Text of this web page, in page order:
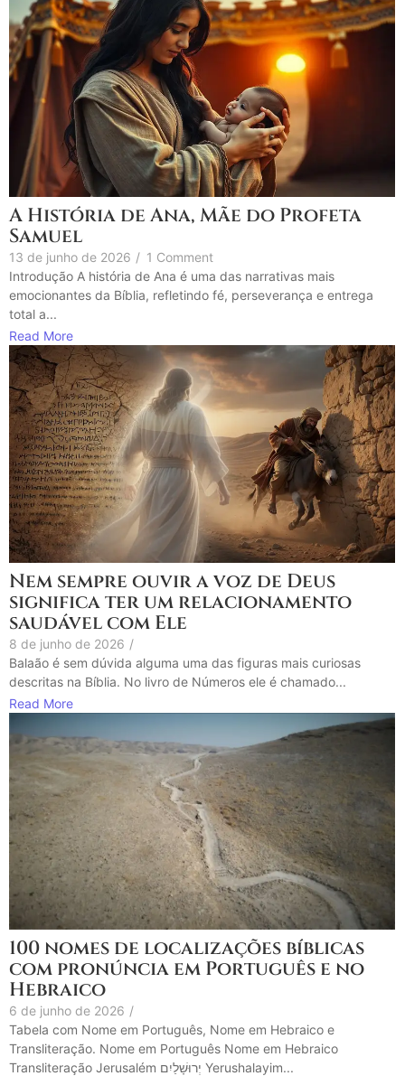
A História de Ana, Mãe do Profeta
Samuel
13 de junho de 2026 / 1 Comment
Introdução A história de Ana é uma das narrativas mais
emocionantes da Bíblia, refletindo fé, perseverança e entrega
total a...
Read More
Nem sempre ouvir a voz de Deus
significa ter um relacionamento
saudável com Ele
8 de junho de 2026 /
Balaão é sem dúvida alguma uma das figuras mais curiosas
descritas na Bíblia. No livro de Números ele é chamado...
Read More
100 nomes de localizações bíblicas
com pronúncia em Português e no
Hebraico
6 de junho de 2026 /
Tabela com Nome em Português, Nome em Hebraico e
Transliteração. Nome em Português Nome em Hebraico
Transliteração Jerusalém יְרוּשָׁלַיִם Yerushalayim...